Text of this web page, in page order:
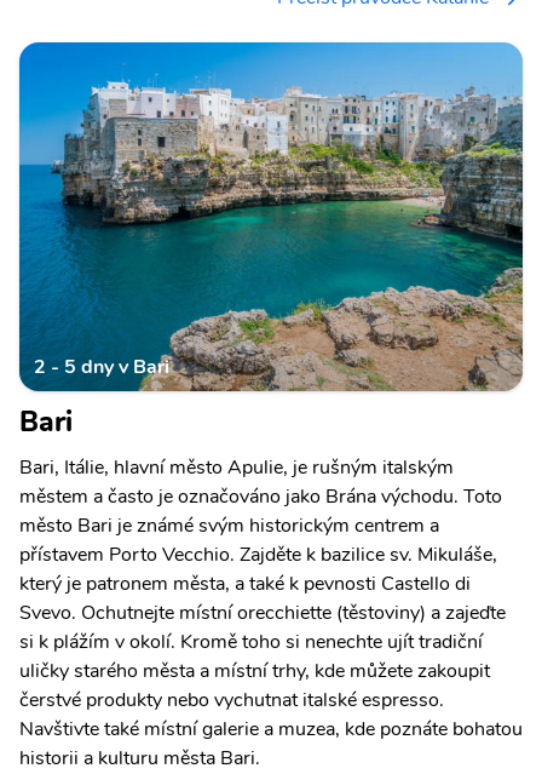
2 - 5 dny v Bari
Bari
Bari, Itálie, hlavní město Apulie, je rušným italským
městem a často je označováno jako Brána východu. Toto
město Bari je známé svým historickým centrem a
přístavem Porto Vecchio. Zajděte k bazilice sv. Mikuláše,
který je patronem města, a také k pevnosti Castello di
Svevo. Ochutnejte místní orecchiette (těstoviny) a zajeďte
si k plážím v okolí. Kromě toho si nenechte ujít tradiční
uličky starého města a místní trhy, kde můžete zakoupit
čerstvé produkty nebo vychutnat italské espresso.
Navštivte také místní galerie a muzea, kde poznáte bohatou
historii a kulturu města Bari.